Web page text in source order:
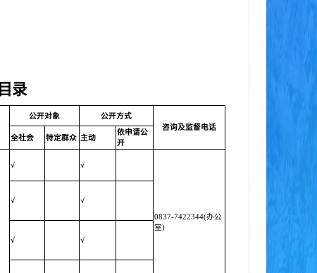
录
公开对象
公开方式
咨询及监督电话
全社会
特定群众 主动
依申请公
开
√ √
0837-7422344(办公
室)
√ √
√ √